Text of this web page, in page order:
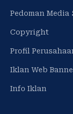
Pedoman Media
Copyright
Profil
Iklan Web
Info Iklan